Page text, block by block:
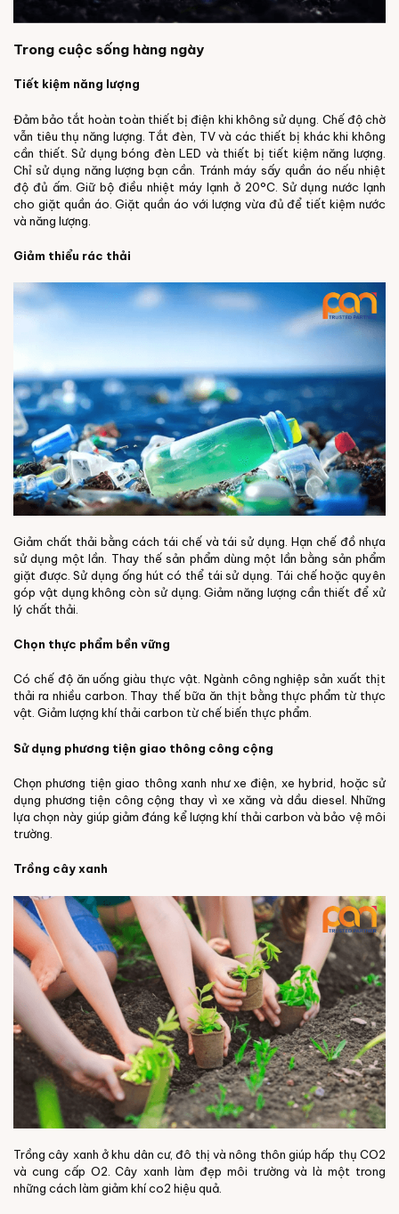
Trong cuộc sống hàng ngày
Tiết kiệm năng lượng
Đảm bảo tắt hoàn toàn thiết bị điện khi không sử dụng. Chế độ chờ
vẫn tiêu thụ năng lượng. Tắt đèn, TV và các thiết bị khác khi không
cần thiết. Sử dụng bóng đèn LED và thiết bị tiết kiệm năng lượng.
Chỉ sử dụng năng lượng bạn cần. Tránh máy sấy quần áo nếu nhiệt
độ đủ ấm. Giữ bộ điều nhiệt máy lạnh ở 20°C. Sử dụng nước lạnh
cho giặt quần áo. Giặt quần áo với lượng vừa đủ để tiết kiệm nước
và năng lượng.
Giảm thiểu rác thải
Giảm chất thải bằng cách tái chế và tái sử dụng. Hạn chế đồ nhựa
sử dụng một lần. Thay thế sản phẩm dùng một lần bằng sản phẩm
giặt được. Sử dụng ống hút có thể tái sử dụng. Tái chế hoặc quyên
góp vật dụng không còn sử dụng. Giảm năng lượng cần thiết để xử
lý chất thải.
Chọn thực phẩm bền vững
Có chế độ ăn uống giàu thực vật. Ngành công nghiệp sản xuất thịt
thải ra nhiều carbon. Thay thế bữa ăn thịt bằng thực phẩm từ thực
vật. Giảm lượng khí thải carbon từ chế biến thực phẩm.
Sử dụng phương tiện giao thông công cộng
Chọn phương tiện giao thông xanh như xe điện, xe hybrid, hoặc sử
dụng phương tiện công cộng thay vì xe xăng và dầu diesel. Những
lựa chọn này giúp giảm đáng kể lượng khí thải carbon và bảo vệ môi
trường.
Trồng cây xanh
Trồng cây xanh ở khu dân cư, đô thị và nông thôn giúp hấp thụ CO2
và cung cấp O2. Cây xanh làm đẹp môi trường và là một trong
những cách làm giảm khí co2 hiệu quả.